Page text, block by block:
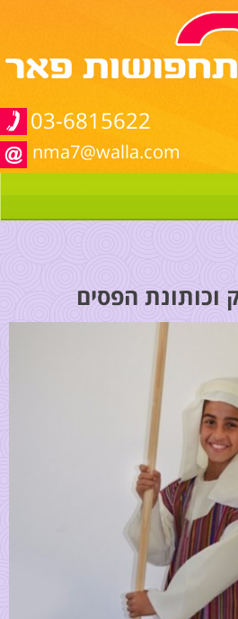
03-6815622
nma7@walla.com
וכותונת הפסים